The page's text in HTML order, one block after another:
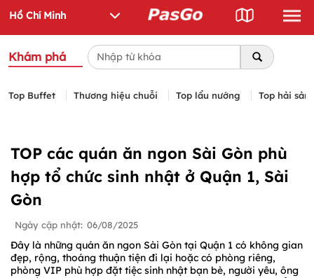
Khám phá
Top Buffet Thương hiệu chuỗi Top lẩu nướng Top hải sản
TOP các quán ăn ngon Sài Gòn phù
hợp tổ chức sinh nhật ở Quận 1, Sài
Gòn
Ngày cập nhật: 06/08/2025
Đây là những quán ăn ngon Sài Gòn tại Quận 1 có không gian
đẹp, rộng, thoáng thuận tiện đi lại hoặc có phòng riêng,
phòng VIP phù hợp đặt tiệc sinh nhật bạn bè, người yêu, ông